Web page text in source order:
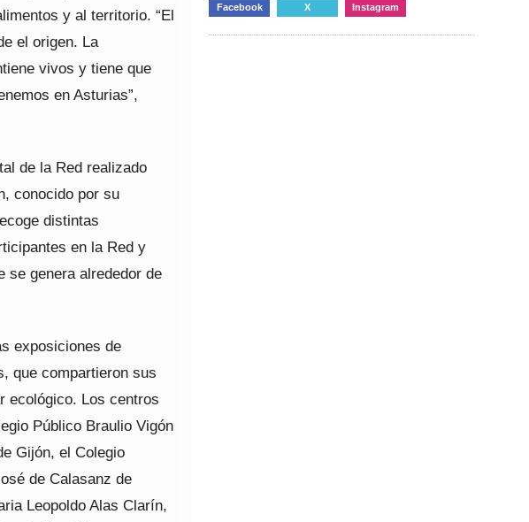
y al territorio. “El
el origen. La
vivos y tiene que
en Asturias”,
de la Red realizado
conocido por su
distintas
en la Red y
se genera alrededor de
exposiciones de
que compartieron sus
ecológico. Los centros
Público Braulio Vigón
Gijón, el Colegio
de Calasanz de
Leopoldo Alas Clarín,
Facebook X Instagram